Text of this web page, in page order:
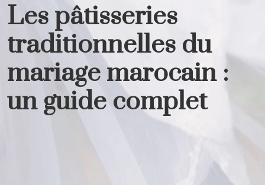
Les pâtisseries
traditionnelles du
mariage marocain :
un guide complet